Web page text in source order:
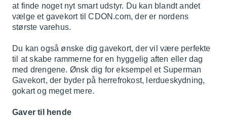
at finde noget nyt smart udstyr. Du kan blandt andet
vælge et gavekort til CDON.com, der er nordens
største varehus.
Du kan også ønske dig gavekort, der vil være perfekte
til at skabe rammerne for en hyggelig aften eller dag
med drengene. Ønsk dig for eksempel et Superman
Gavekort, der byder på herrefrokost, lerdueskydning,
gokart og meget mere.
Gaver til hende